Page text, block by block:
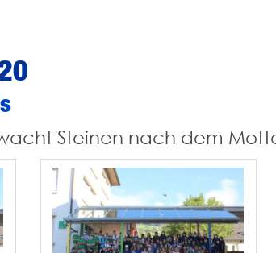
Steinen nach dem